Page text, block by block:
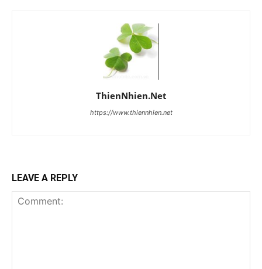
ThienNhien.Net
https://www.thiennhien.net
LEAVE A REPLY